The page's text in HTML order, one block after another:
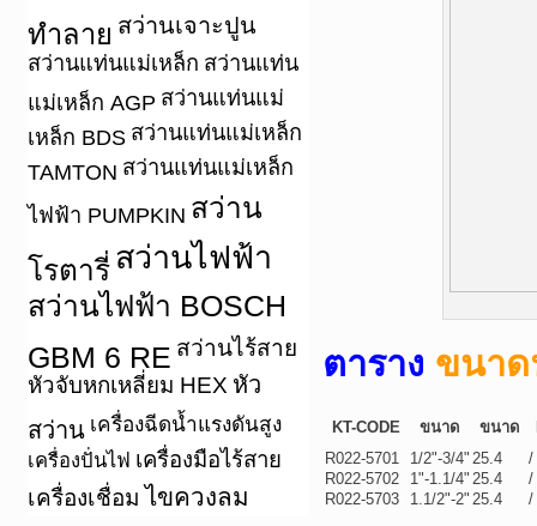
ทำลาย สว่านเจาะปูน
สว่านแท่นแม่เหล็ก สว่านแท่น
แม่เหล็ก AGP สว่านแท่นแม่
เหล็ก BDS สว่านแท่นแม่เหล็ก
TAMTON สว่านแท่นแม่เหล็ก
ไฟฟ้า PUMPKIN สว่าน
โรตารี่ สว่านไฟฟ้า
สว่านไฟฟ้า BOSCH
GBM 6 RE สว่านไร้สาย
หัวจับหกเหลี่ยม HEX หัว
สว่าน เครื่องฉีดน้ำแรงดันสูง
เครื่องปั่นไฟ เครื่องมือไร้สาย
เครื่องเชื่อม ไขควงลม
ตาราง ขนาด
KT-CODE ขนาด ขนาด
R022-5701
1/2"-3/4" 25.4
/
R022-5702
1"-1.1/4" 25.4
/
R022-5703
1.1/2"-2" 25.4 /